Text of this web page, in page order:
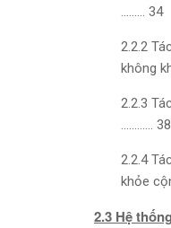
……… 34
2.2.2
không
2.2.3
………… 38
2.2.4
khỏe
2.3 Hệ